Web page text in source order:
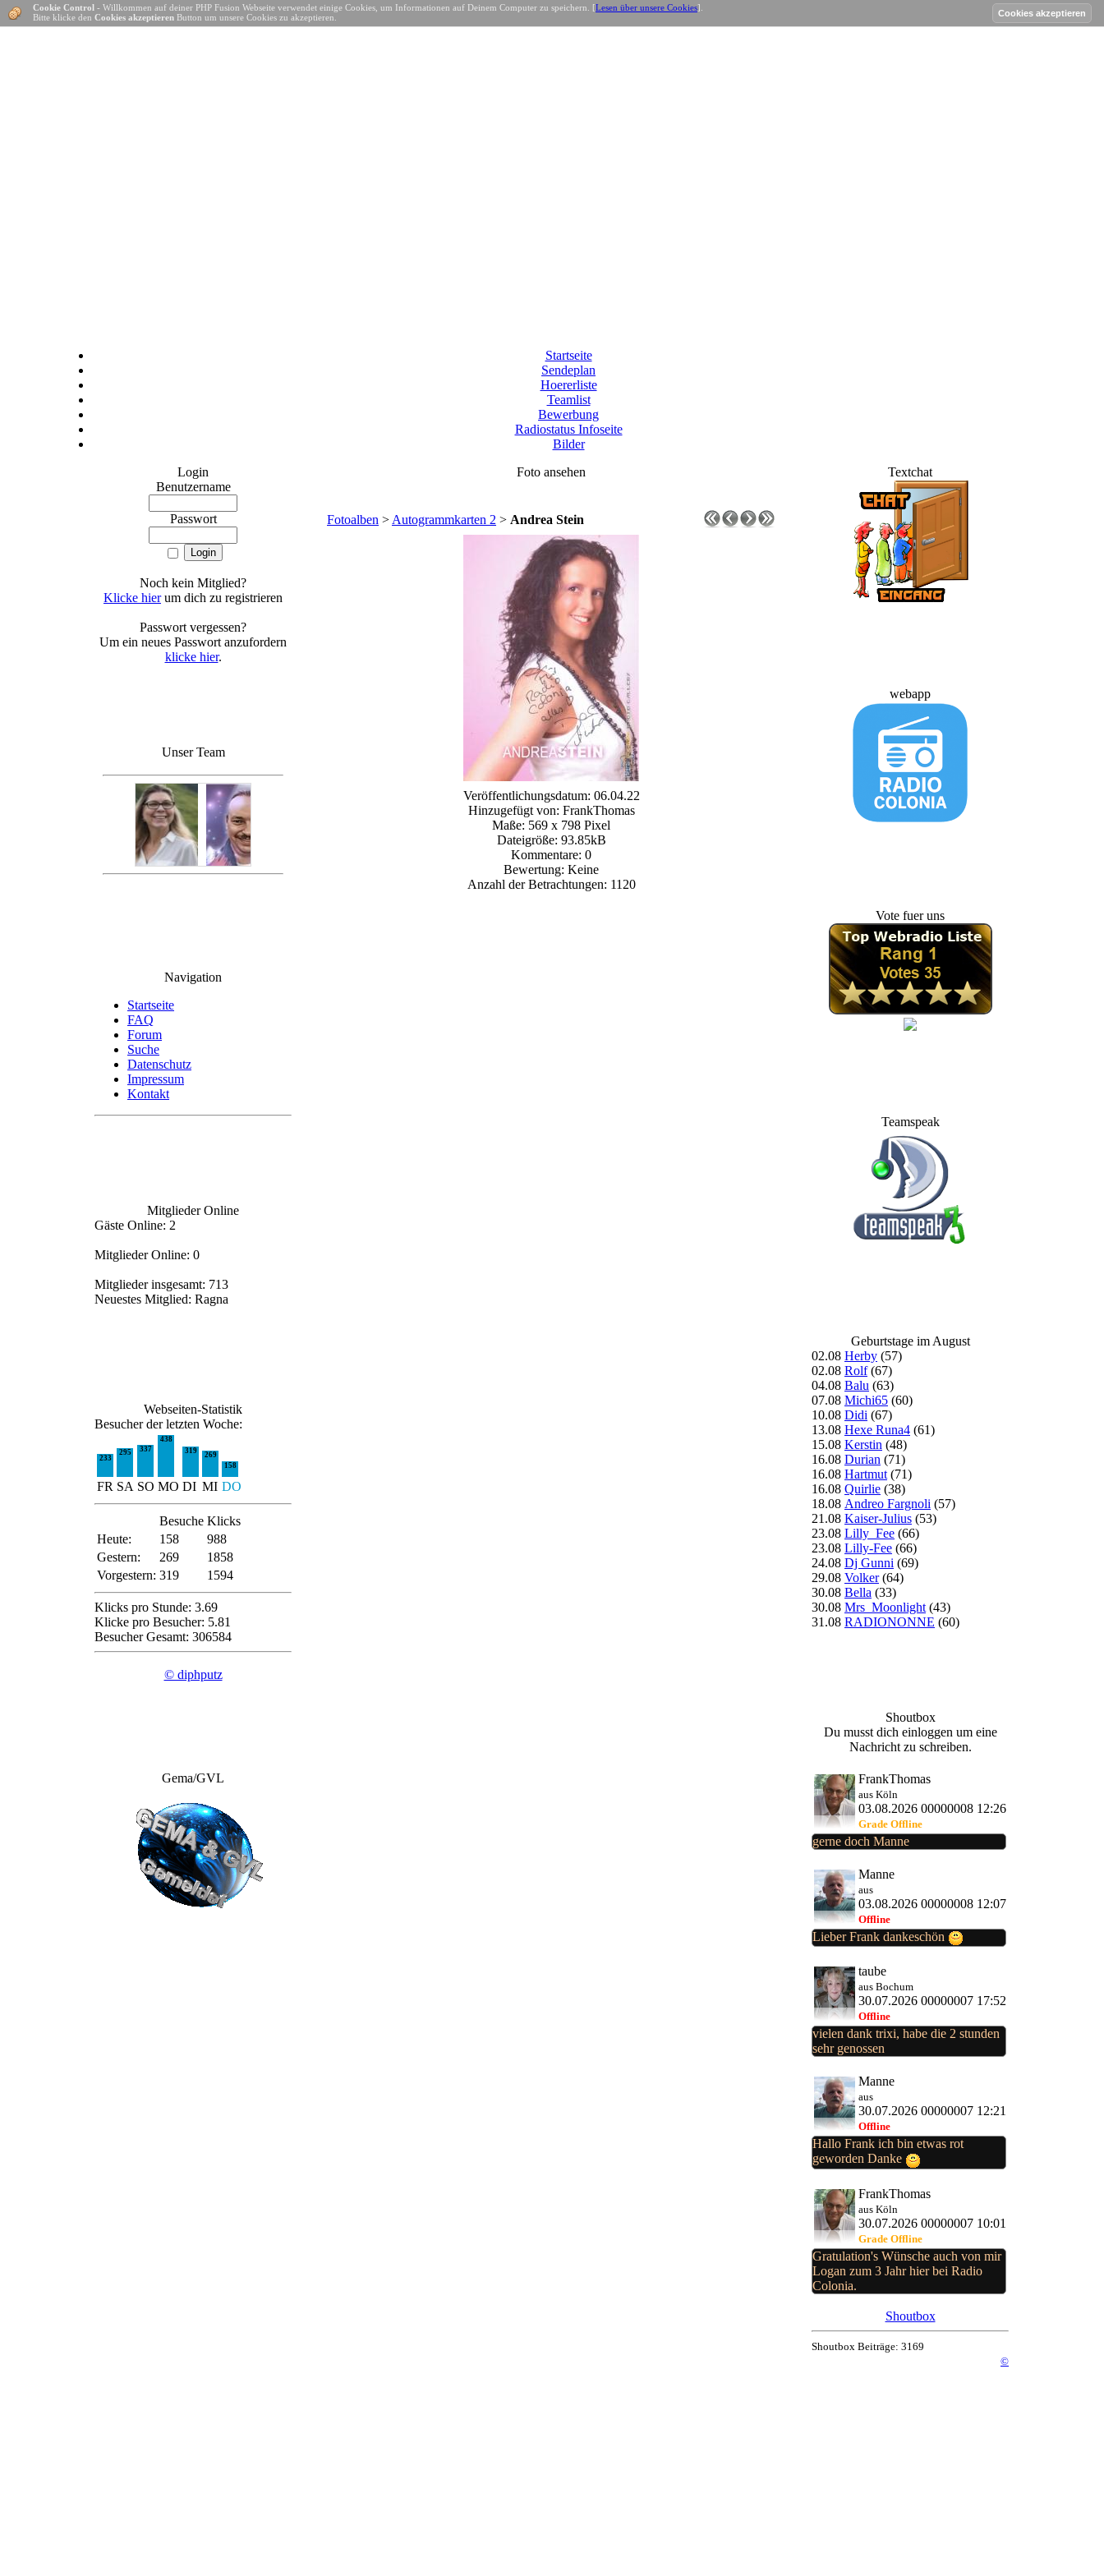
Startseite
Sendeplan
Hoererliste
Teamlist
Bewerbung
Radiostatus Infoseite
Bilder
Login
Benutzername
Passwort
Noch kein Mitglied?
Klicke hierum dich zu registrieren
Passwort vergessen?
Um ein neues Passwort anzufordern
klicke hier.
Unser Team
Navigation
Startseite
FAQ
Forum
Suche
Datenschutz
Impressum
Kontakt
Mitglieder Online
Gäste Online: 2
Mitglieder Online: 0
Mitglieder insgesamt: 713
Neuestes Mitglied: Ragna
Webseiten-Statistik
Besucher der letzten Woche:
233
295 337
438
319
269
158
FR SA SO MO DI MI DO
Besuche Klicks
Heute:
158
988
Gestern:
269
1858
Vorgestern: 319 1594
Klicks pro Stunde: 3.69
Klicke pro Besucher: 5.81
Besucher Gesamt: 306584
© diphputz
Gema/GVL
Foto ansehen
Fotoalben > Autogrammkarten 2 > Andrea Stein
Veröffentlichungsdatum: 06.04.22
Hinzugefügt von: FrankThomas
Maße: 569 x 798 Pixel
Dateigröße: 93.85kB
Kommentare: 0
Bewertung: Keine
Anzahl der Betrachtungen: 1120
Cookie Control - Willkommen auf deiner PHP Fusion Webseite verwendet einige Cookies, um Informationen auf Deinem Computer zu speichern. [Lesen über unsere Cookies].
Bitte klicke den Cookies akzeptieren Button um unsere Cookies zu akzeptieren.
Textchat
webapp
Vote fuer uns
Teamspeak
Geburtstage im August
02.08 Herby (57)
02.08 Rolf(67)
04.08 Balu (63)
07.08 Michi65 (60)
10.08 Didi (67)
13.08 Hexe Runa4 (61)
15.08 Kerstin (48)
16.08 Durian (71)
16.08 Hartmut (71)
16.08 Quirlie (38)
18.08 Andreo Fargnoli (57)
21.08 Kaiser-Julius (53)
23.08 Lilly_Fee (66)
23.08 Lilly-Fee (66)
24.08 Dj Gunni (69)
29.08 Volker(64)
30.08 Bella (33)
30.08 Mrs_Moonlight (43)
31.08 RADIONONNE (60)
Shoutbox
Du musst dich einloggen um eine
Nachricht zu schreiben.
FrankThomas
aus Köln
03.08.2026 00000008 12:26
Grade Offline
gerne doch Manne
Manne
aus
03.08.2026 00000008 12:07
Offline
Lieber Frank dankeschön
taube
aus Bochum
30.07.2026 00000007 17:52
Offline
vielen dank trixi, habe die 2 stunden
sehr genossen
Manne
aus
30.07.2026 00000007 12:21
Offline
Hallo Frank ich bin etwas rot
geworden Danke
FrankThomas
aus Köln
30.07.2026 00000007 10:01
Grade Offline
Gratulation's Wünsche auch von mir
Logan zum 3 Jahr hier bei Radio
Colonia.
Shoutbox
Shoutbox Beiträge: 3169
©